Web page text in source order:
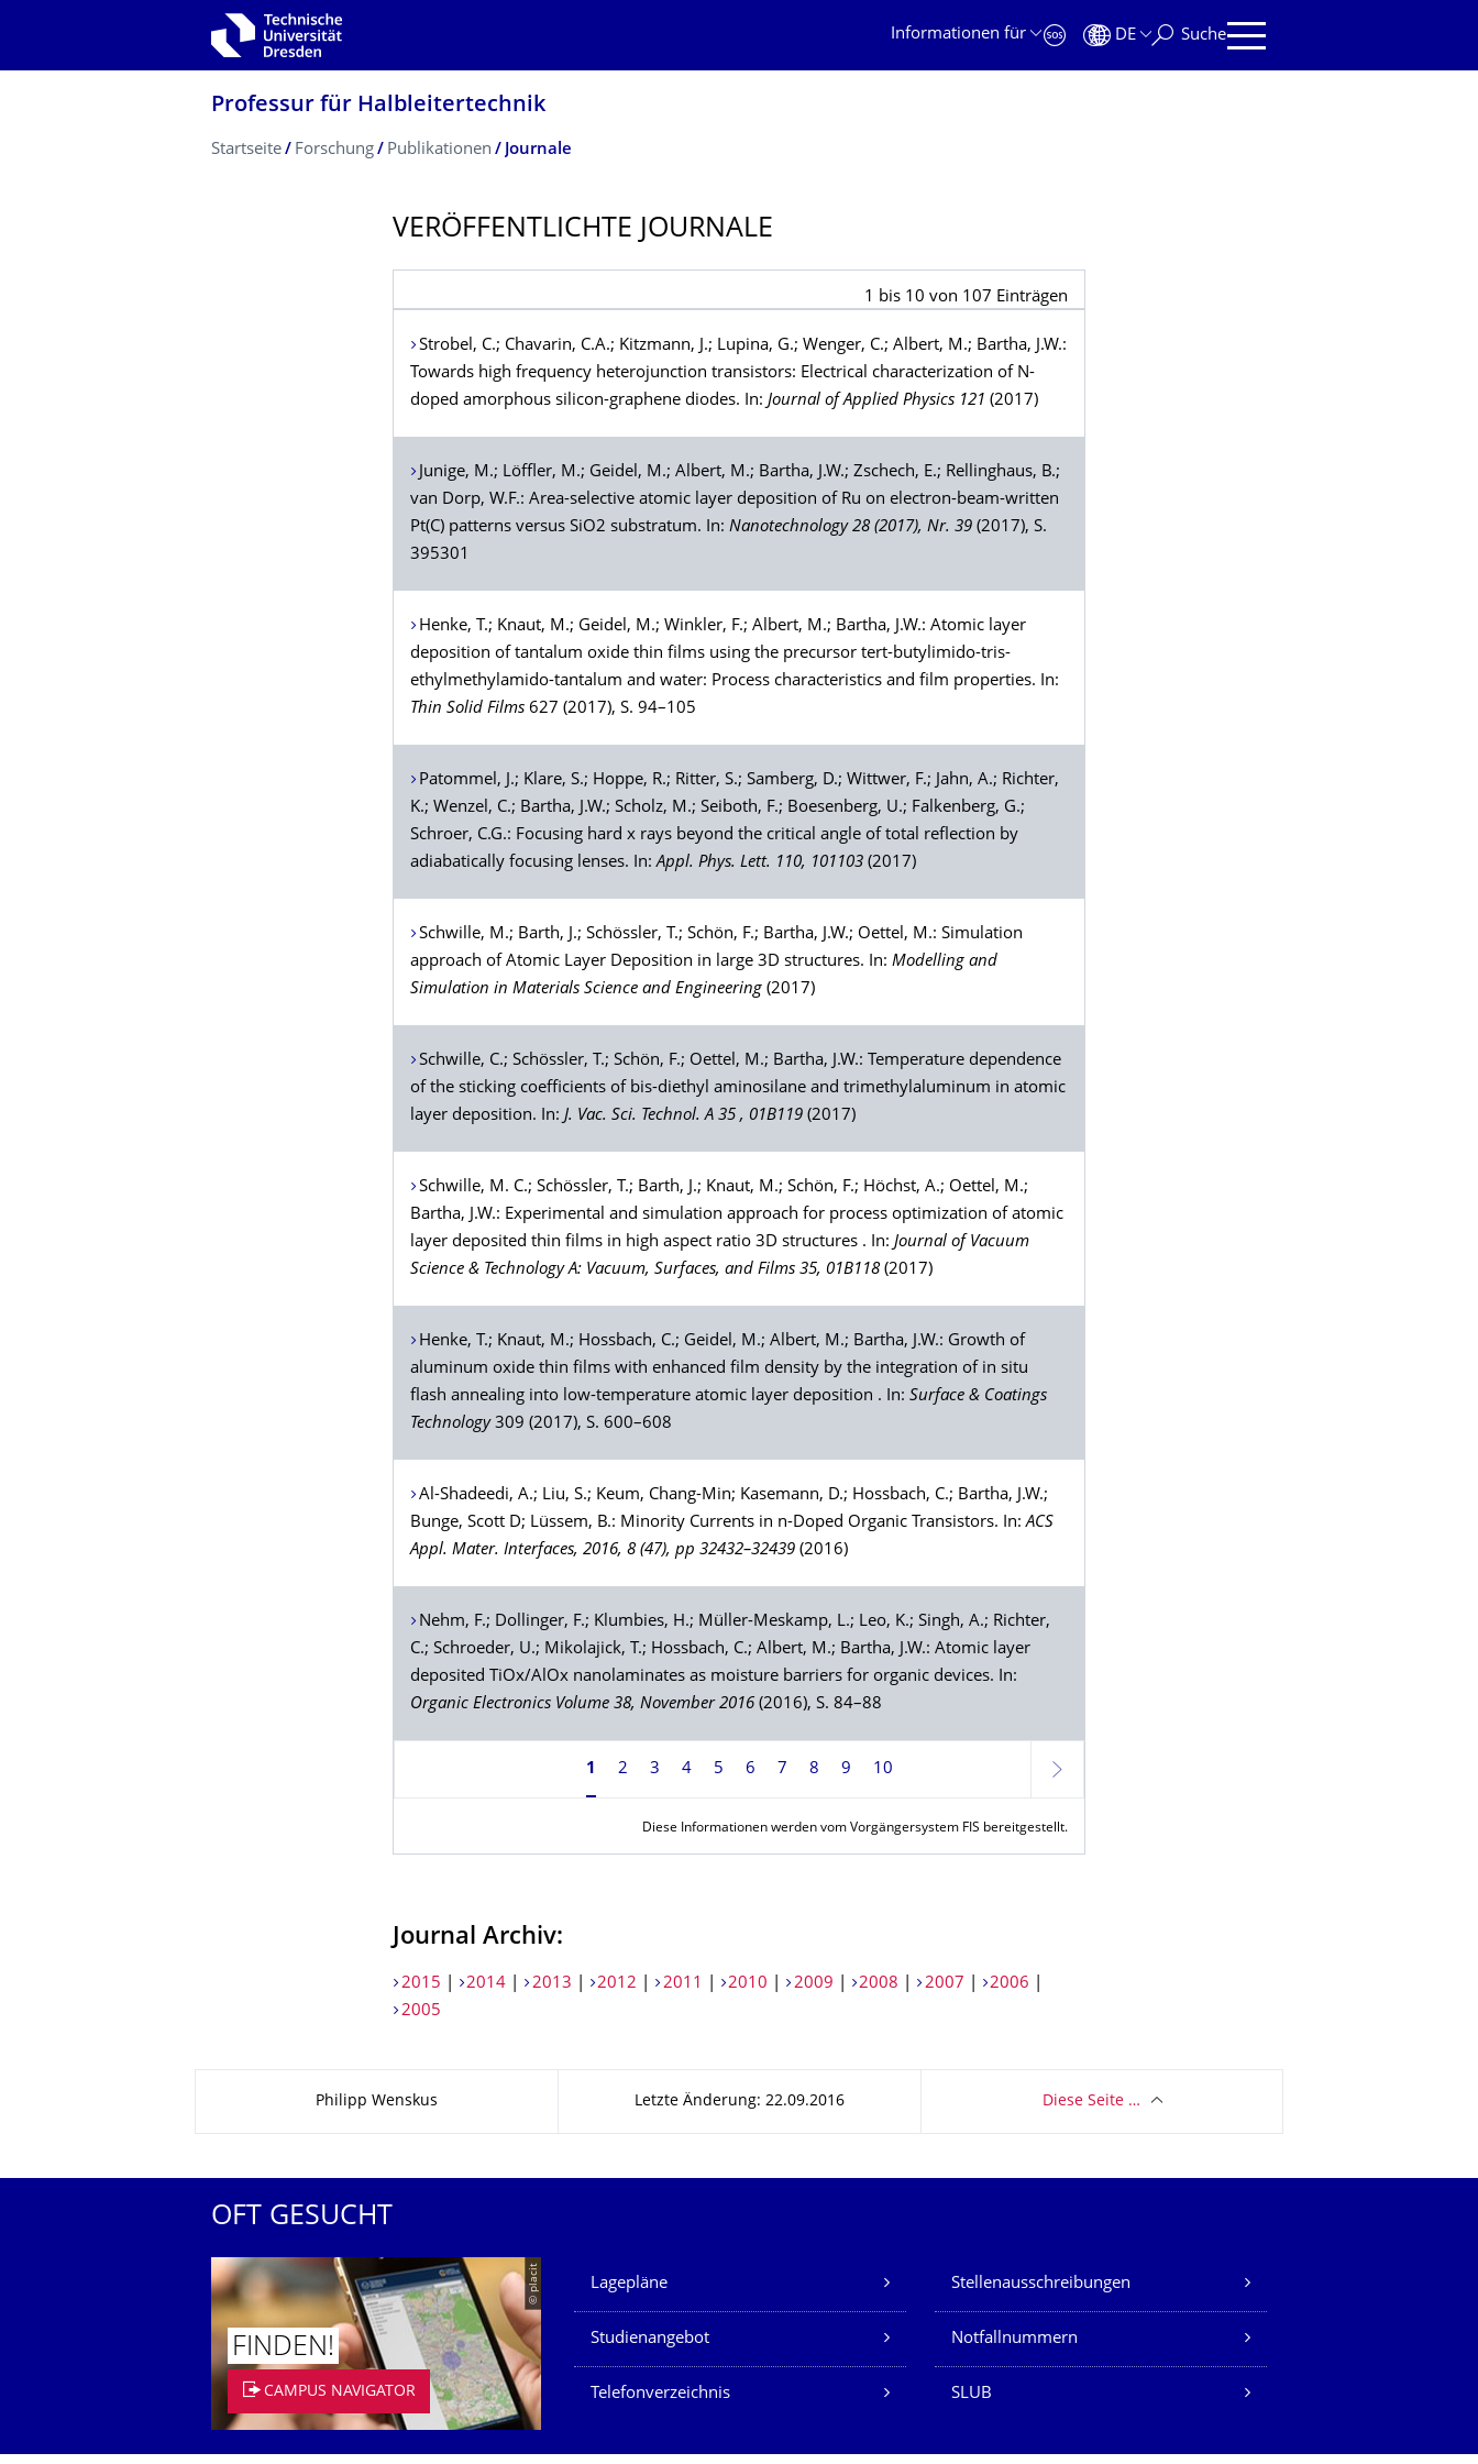
Zur Hauptnavigation springen
Informationen für
DE Suche
Professur für Halbleitertechnik
Breadcrumb-Menü
Startseite Forschung Publikationen Journale
VERÖFFENTLICHTE JOURNALE
1 bis 10 von 107 Einträgen
Strobel, C.; Chavarin, C.A.; Kitzmann, J.; Lupina, G.; Wenger, C.; Albert, M.; Bartha, J.W.:
Towards high frequency heterojunction transistors: Electrical characterization of N-
doped amorphous silicon-graphene diodes. In: Journal of Applied Physics 121 (2017)
Junige, M.; Löffler, M.; Geidel, M.; Albert, M.; Bartha, J.W.; Zschech, E.; Rellinghaus, B.;
van Dorp, W.F.: Area-selective atomic layer deposition of Ru on electron-beam-written
Pt(C) patterns versus SiO2 substratum. In: Nanotechnology 28 (2017), Nr. 39 (2017), S.
395301
Henke, T.; Knaut, M.; Geidel, M.; Winkler, F.; Albert, M.; Bartha, J.W.: Atomic layer
deposition of tantalum oxide thin films using the precursor tert-butylimido-tris-
ethylmethylamido-tantalum and water: Process characteristics and film properties. In:
Thin Solid Films 627 (2017), S. 94–105
Patommel, J.; Klare, S.; Hoppe, R.; Ritter, S.; Samberg, D.; Wittwer, F.; Jahn, A.; Richter,
K.; Wenzel, C.; Bartha, J.W.; Scholz, M.; Seiboth, F.; Boesenberg, U.; Falkenberg, G.;
Schroer, C.G.: Focusing hard x rays beyond the critical angle of total reflection by
adiabatically focusing lenses. In:Appl. Phys. Lett. 110, 101103 (2017)
Schwille, M.; Barth, J.; Schössler, T.; Schön, F.; Bartha, J.W.; Oettel, M.: Simulation
approach of Atomic Layer Deposition in large 3D structures. In: Modelling and
Simulation in Materials Science and Engineering (2017)
Schwille, C.; Schössler, T.; Schön, F.; Oettel, M.; Bartha, J.W.: Temperature dependence
of the sticking coefficients of bis-diethyl aminosilane and trimethylaluminum in atomic
layer deposition. In: J. Vac. Sci. Technol. A 35 , 01B119 (2017)
Schwille, M. C.; Schössler, T.; Barth, J.; Knaut, M.; Schön, F.; Höchst, A.; Oettel, M.;
Bartha, J.W.: Experimental and simulation approach for process optimization of atomic
layer deposited thin films in high aspect ratio 3D structures . In: Journal of Vacuum
Science & Technology A: Vacuum, Surfaces, and Films 35, 01B118 (2017)
Henke, T.; Knaut, M.; Hossbach, C.; Geidel, M.; Albert, M.; Bartha, J.W.: Growth of
aluminum oxide thin films with enhanced film density by the integration of in situ
flash annealing into low-temperature atomic layer deposition . In: Surface & Coatings
Technology309 (2017), S. 600–608
Al-Shadeedi, A.; Liu, S.; Keum, Chang-Min; Kasemann, D.; Hossbach, C.; Bartha, J.W.;
Bunge, Scott D; Lüssem, B.: Minority Currents in n-Doped Organic Transistors. In:ACS
Appl. Mater. Interfaces, 2016, 8 (47), pp 32432–32439 (2016)
Nehm, F.; Dollinger, F.; Klumbies, H.; Müller-Meskamp, L.; Leo, K.; Singh, A.; Richter,
C.; Schroeder, U.; Mikolajick, T.; Hossbach, C.; Albert, M.; Bartha, J.W.: Atomic layer
deposited TiOx/AlOx nanolaminates as moisture barriers for organic devices. In:
Organic Electronics Volume 38, November 2016 (2016), S. 84–88
1 2 3 4 5 6 7 8 9 10
Weiter
Diese Informationen werden vom Vorgängersystem FIS bereitgestellt.
Journal Archiv:
2015 2014 2013 2012 2011 2010 2009 2008 2007 2006
2005
Philipp Wenskus Letzte Änderung: 22.09.2016 Diese Seite …
OFT GESUCHT
© placit
FINDEN!
CAMPUS NAVIGATOR
Unsere Dienste
Lagepläne Stellenausschreibungen
Studienangebot Notfallnummern
Telefonverzeichnis SLUB